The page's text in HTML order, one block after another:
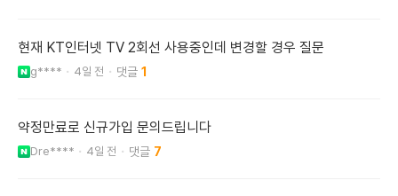
현재 KT인터넷 TV 2회선 사용중인데 변경할 경우 질문
g**** 4일 전 1
약정만료로 신규가입 문의드립니다
Dre**** 4일 전 7